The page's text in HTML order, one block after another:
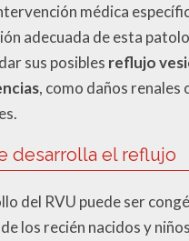
médica
adecuada de esta
sus posibles reflujo
, como daños renales
desarrolla el reflujo
del RVU puede ser
de los recién nacidos y